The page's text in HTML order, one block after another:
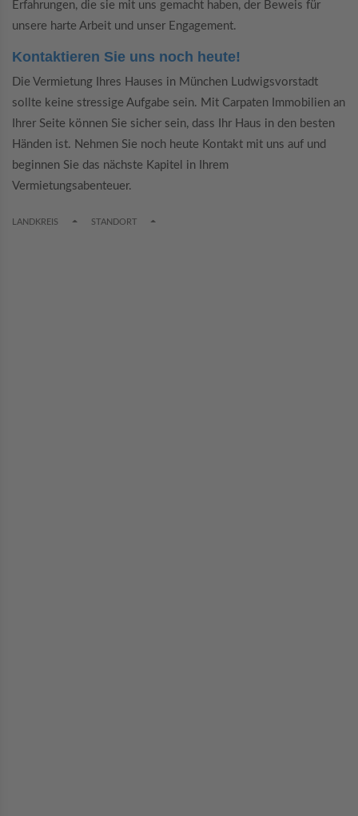
Erfahrungen, die sie mit uns gemacht haben, der Beweis für
unsere harte Arbeit und unser Engagement.
Kontaktieren Sie uns noch heute!
Die Vermietung Ihres Hauses in München Ludwigsvorstadt
sollte keine stressige Aufgabe sein. Mit Carpaten Immobilien an
Ihrer Seite können Sie sicher sein, dass Ihr Haus in den besten
Händen ist. Nehmen Sie noch heute Kontakt mit uns auf und
beginnen Sie das nächste Kapitel in Ihrem
Vermietungsabenteuer.
LANDKREIS TOGGLE DROPDOWN
STANDORT TOGGLE DROPDOWN